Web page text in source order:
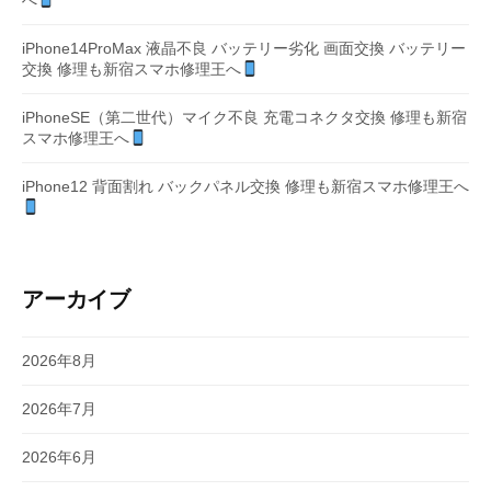
iPhone14ProMax 液晶不良 バッテリー劣化 画面交換 バッテリー
交換 修理も新宿スマホ修理王へ
iPhoneSE（第二世代）マイク不良 充電コネクタ交換 修理も新宿
スマホ修理王へ
iPhone12 背面割れ バックパネル交換 修理も新宿スマホ修理王へ
アーカイブ
2026年8月
2026年7月
2026年6月